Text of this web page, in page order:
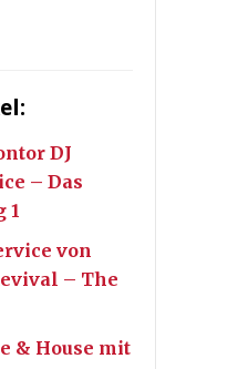
DJ
– Das
1
von
– The
& House mit